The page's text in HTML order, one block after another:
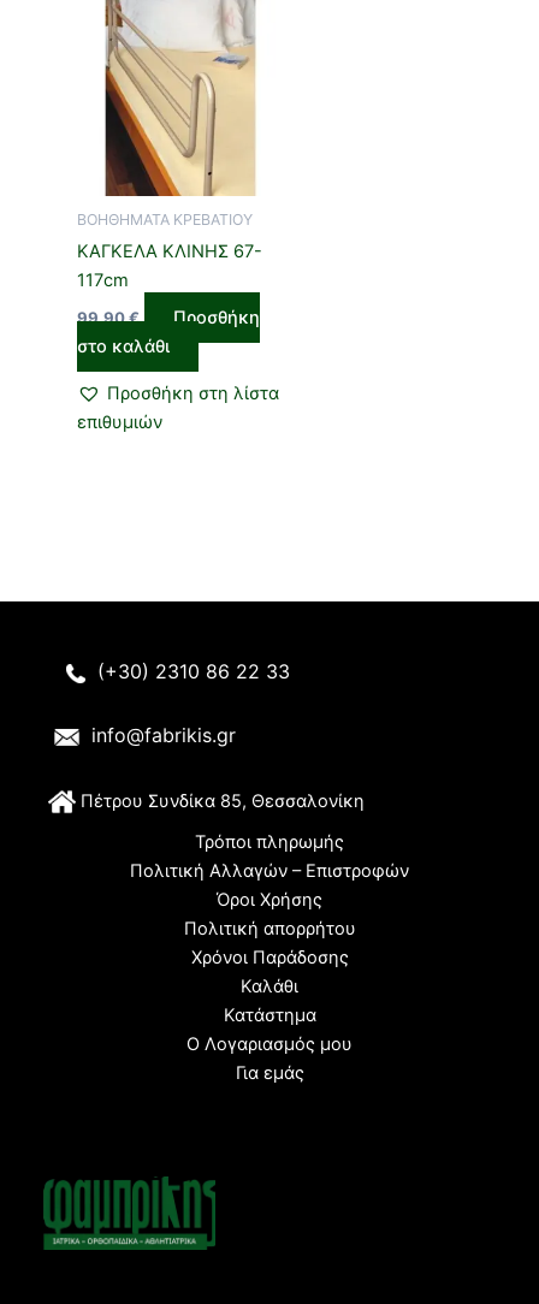
ΒΟΗΘΗΜΑΤΑ ΚΡΕΒΑΤΙΟΥ
ΚΑΓΚΕΛΑ ΚΛΙΝΗΣ 67-
117cm
99,90€
Προσθήκη
στο καλάθι
Προσθήκη στη λίστα
επιθυμιών
(+30) 2310 86 22 33
info@fabrikis.gr
Πέτρου Συνδίκα 85, Θεσσαλονίκη
Τρόποι πληρωμής
Πολιτική Αλλαγών – Επιστροφών
Όροι Χρήσης
Πολιτική απορρήτου
Χρόνοι Παράδοσης
Καλάθι
Κατάστημα
Ο Λογαριασμός μου
Για εμάς